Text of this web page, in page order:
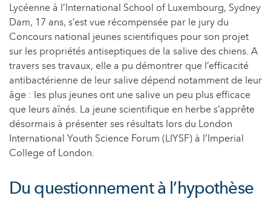
Lycéenne à l’International School of Luxembourg, Sydney
Dam, 17 ans, s’est vue récompensée par le jury du
Concours national jeunes scientifiques pour son projet
sur les propriétés antiseptiques de la salive des chiens. A
travers ses travaux, elle a pu démontrer que l’efficacité
antibactérienne de leur salive dépend notamment de leur
âge : les plus jeunes ont une salive un peu plus efficace
que leurs aînés. La jeune scientifique en herbe s’apprête
désormais à présenter ses résultats lors du London
International Youth Science Forum (LIYSF) à l’Imperial
College of London.
Du questionnement à l’hypothèse